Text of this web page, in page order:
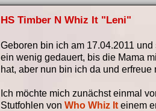
HS Timber N Whiz It "Leni"
Geboren bin ich am 17.04.2011
ein wenig gedauert, bis die Mama
hat, aber nun bin ich da und
Ich möchte mich zunächst einmal
Stutfohlen von Who Whiz It einem